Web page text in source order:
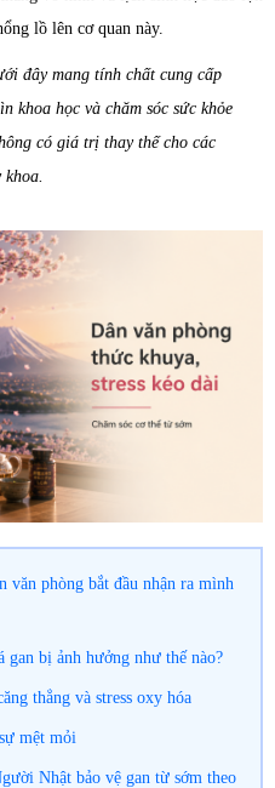
lồ lên cơ quan này.
đây mang tính chất cung cấp
khoa học và chăm sóc sức khỏe
có giá trị thay thế cho các
văn phòng bắt đầu nhận ra mình
gan bị ảnh hưởng như thế nào?
thẳng và stress oxy hóa
mệt mỏi
Nhật bảo vệ gan từ sớm theo